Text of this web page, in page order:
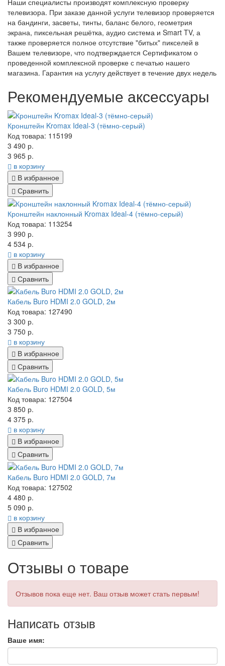
телевизора. При заказе данной услуги телевизор проверяется
на бандинги, засветы, тинты, баланс белого, геометрия
экрана, пиксельная решётка, аудио система и Smart TV, а
также проверяется полное отсутствие "битых" пикселей в
Вашем телевизоре, что подтверждается Сертификатом о
проведенной комплексной проверке с печатью нашего
магазина. Гарантия на услугу действует в течение двух недель
Рекомендуемые аксессуары
Кронштейн Kromax Ideal-3 (тёмно-серый)
Код товара: 115199
3 490 р.
3 965 р.
в корзину
В избранное
Сравнить
Кронштейн наклонный Kromax Ideal-4 (тёмно-серый)
Код товара: 113254
3 990 р.
4 534 р.
в корзину
В избранное
Сравнить
Кабель Buro HDMI 2.0 GOLD, 2м
Код товара: 127490
3 300 р.
3 750 р.
в корзину
В избранное
Сравнить
Кабель Buro HDMI 2.0 GOLD, 5м
Код товара: 127504
3 850 р.
4 375 р.
в корзину
В избранное
Сравнить
Кабель Buro HDMI 2.0 GOLD, 7м
Код товара: 127502
4 480 р.
5 090 р.
в корзину
В избранное
Сравнить
Отзывы о товаре
Отзывов пока еще нет. Ваш отзыв может стать первым!
Написать отзыв
Ваше имя: